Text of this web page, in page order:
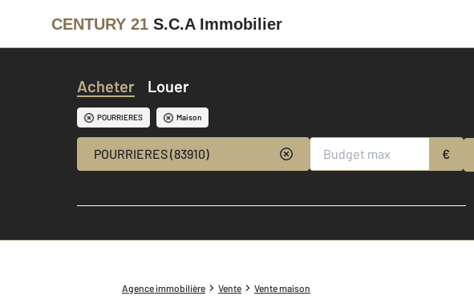
CENTURY 21 S.C.A Immobilier
Acheter Louer
POURRIERES Maison
POURRIERES (83910) €
Agence immobilière Vente Vente maison